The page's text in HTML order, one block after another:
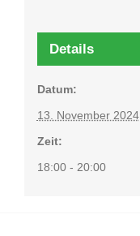
Details
Datum:
13. November 2024
Zeit:
18:00 - 20:00